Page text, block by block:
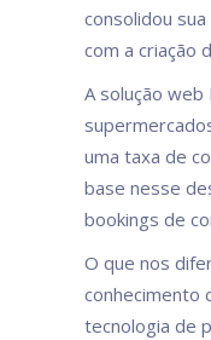
consolidou
com a criação
A solução
uma taxa de
base nesse
bookings de
O que nos
conhecimento
tecnologia de